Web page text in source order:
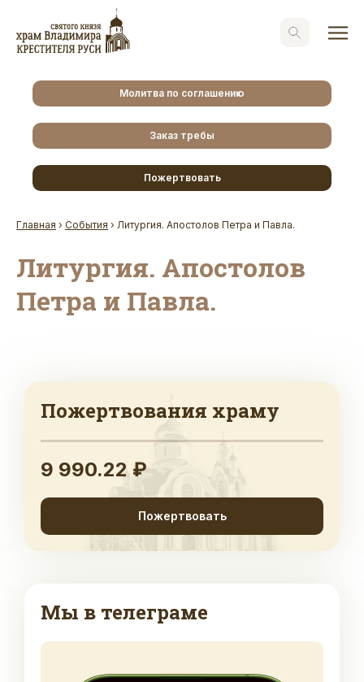
Молитва по соглашению
Заказ требы
Пожертвовать
Главная › События › Литургия. Апостолов Петра и Павла.
Литургия. Апостолов
Петра и Павла.
Пожертвования храму
9 990.22 ₽
Пожертвовать
Мы в телеграме